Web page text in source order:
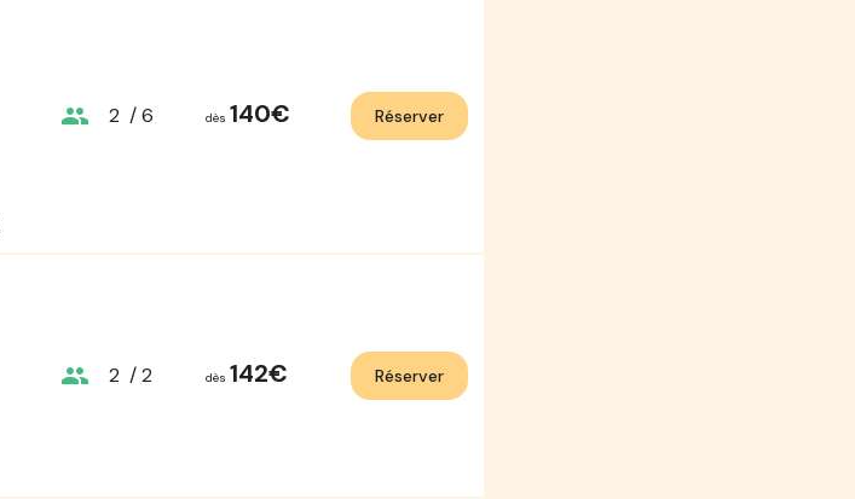
group 2 / 6 dès 140€ Réserver
group 2 / 2 dès 142€ Réserver